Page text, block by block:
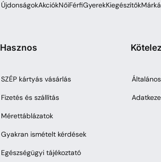
ÚjdonságokAkciókNőiFérfiGyerekKiegészítők
Hasznos
SZÉP kártyás vásárlás
Fizetés és szállítás
Mérettáblázatok
Gyakran ismételt kérdések
Egészségügyi tájékoztató